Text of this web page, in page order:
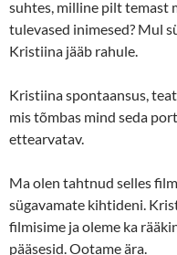
suhtes, milline pilt temast
tulevased inimesed? Mul
Kristiina jääb rahule.
Kristiina spontaansus,
mis tõmbas mind seda
ettearvatav.
Ma olen tahtnud selles
sügavamate kihtideni.
filmisime ja oleme ka
pääsesid. Ootame ära.